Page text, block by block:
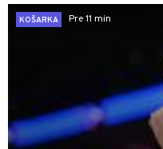
KOŠARKA
Pre 11 min